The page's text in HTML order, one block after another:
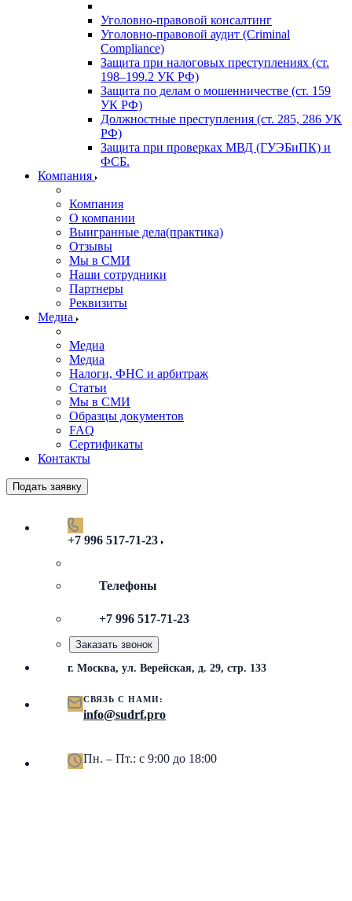
Уголовно-правовой консалтинг
Уголовно-правовой аудит (Criminal
Compliance)
Защита при налоговых преступлениях (ст.
198–199.2 УК РФ)
Защита по делам о мошенничестве (ст. 159
УК РФ)
Должностные преступления (ст. 285, 286 УК
РФ)
Защита при проверках МВД (ГУЭБиПК) и
ФСБ.
Компания
Компания
О компании
Выигранные дела(практика)
Отзывы
Мы в СМИ
Наши сотрудники
Партнеры
Реквизиты
Медиа
Медиа
Медиа
Налоги, ФНС и арбитраж
Статьи
Мы в СМИ
Образцы документов
FAQ
Сертификаты
Контакты
Подать заявку
+7 996 517-71-23
Телефоны
+7 996 517-71-23
Заказать звонок
г. Москва, ул. Верейская, д. 29, стр. 133
СВЯЗЬ С НАМИ:
info@sudrf.pro
Пн. – Пт.: с 9:00 до 18:00